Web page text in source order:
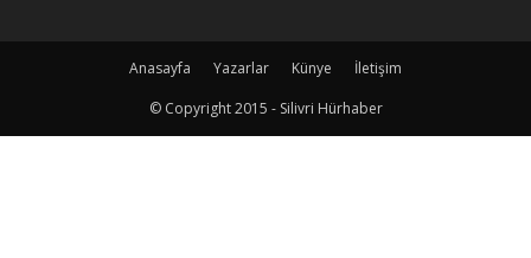
Anasayfa Yazarlar Künye
İletişim
© Copyright 2015 - Silivri Hürhaber